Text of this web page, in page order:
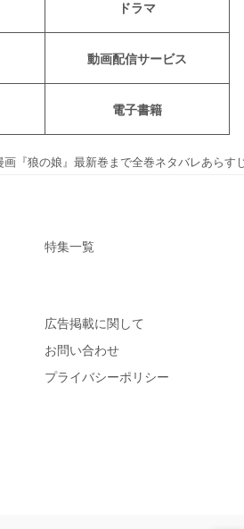
ドラマ
動画配信サービス
電子書籍
画『狼の娘』最新巻まで全巻ネタバレあら
特集一覧
広告掲載に関して
お問い合わせ
プライバシーポリシー